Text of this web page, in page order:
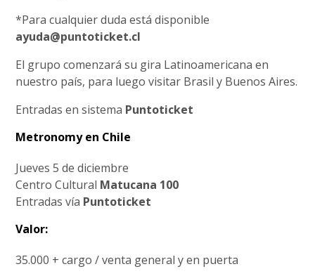
*Para cualquier duda está disponible
ayuda@puntoticket.cl
El grupo comenzará su gira Latinoamericana en
nuestro país, para luego visitar Brasil y Buenos Aires.
Entradas en sistema Puntoticket
Metronomy en Chile
Jueves 5 de diciembre
Centro Cultural Matucana 100
Entradas vía Puntoticket
Valor:
35.000 + cargo / venta general y en puerta